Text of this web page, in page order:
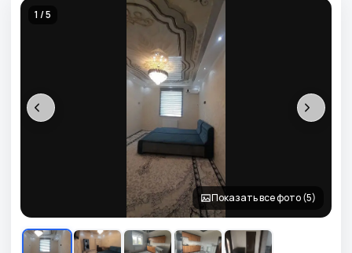
1 / 5
Показать все фото (5)